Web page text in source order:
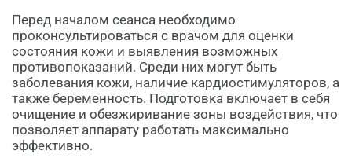
Перед началом сеанса необходимо
проконсультироваться с врачом для оценки
состояния кожи и выявления возможных
противопоказаний. Среди них могут быть
заболевания кожи, наличие кардиостимуляторов, а
также беременность. Подготовка включает в себя
очищение и обезжиривание зоны воздействия, что
позволяет аппарату работать максимально
эффективно.